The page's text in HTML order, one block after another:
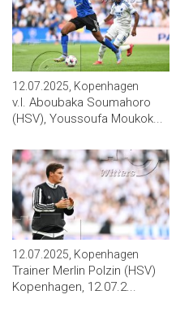
12.07.2025, Kopenhagen
v.l. Aboubaka Soumahoro
(HSV), Youssoufa Moukok...
12.07.2025, Kopenhagen
Trainer Merlin Polzin (HSV)
Kopenhagen, 12.07.2...